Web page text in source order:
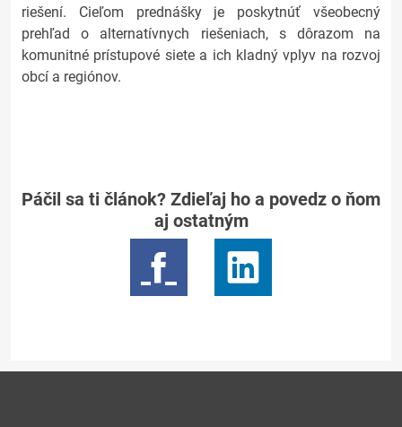
riešení. Cieľom prednášky je poskytnúť všeobecný
prehľad o alternatívnych riešeniach, s dôrazom na
komunitné prístupové siete a ich kladný vplyv na rozvoj
obcí a regiónov.
Páčil sa ti článok? Zdieľaj ho a povedz o ňom
aj ostatným